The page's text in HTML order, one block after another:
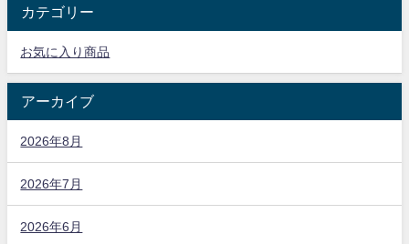
カテゴリー
お気に入り商品
アーカイブ
2026年8月
2026年7月
2026年6月